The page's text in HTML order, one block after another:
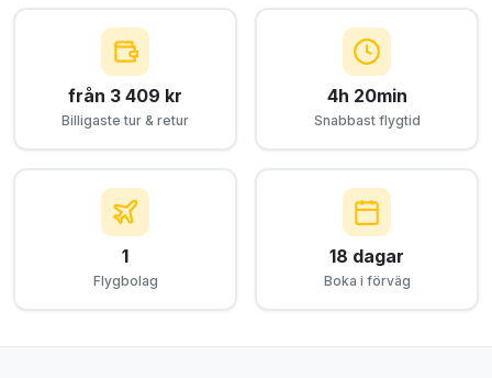
från 3 409 kr
Billigaste tur & retur
4h 20min
Snabbast flygtid
1
Flygbolag
18 dagar
Boka i förväg